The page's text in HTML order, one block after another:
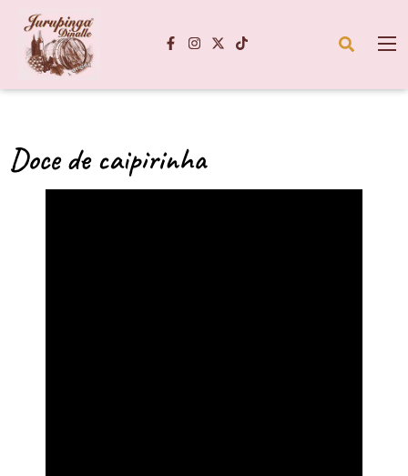
Doce de caipirinha